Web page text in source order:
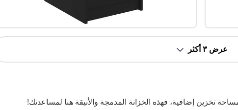
عرض ٣ أكثر
تخزين إضافية، فهذه الخزانة المدمجة والأنيقة هنا لمساعدتك!